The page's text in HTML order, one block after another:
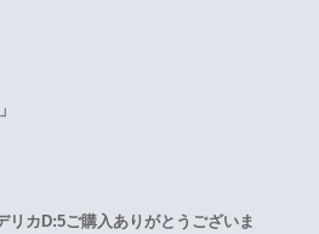
リカD:5ご購入ありがとうございま